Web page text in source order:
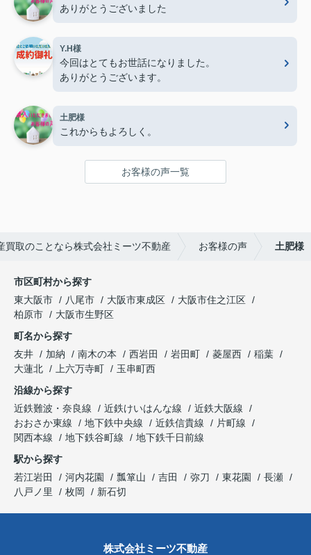
ありがとうございました
Y.H様
今回はとてもお世話になりました。
ありがとうございます。
土肥様
これからもよろしく。
お客様の声一覧
買取のことなら株式会社ミーツ不動産 お客様の声 土肥様
市区町村から探す
東大阪市
八尾市 大阪市東成区
大阪市住之江区
柏原市
大阪市生野区
町名から探す
友井
加納 南木の本 西岩田 岩田町 菱屋西
稲葉
大蓮北
上六万寺町
玉串町西
沿線から探す
近鉄難波・奈良線
近鉄けいはんな線
近鉄大阪線
おおさか東線
地下鉄中央線 近鉄信貴線
片町線
関西本線
地下鉄谷町線
地下鉄千日前線
駅から探す
若江岩田
河内花園 瓢箪山 吉田 弥刀 東花園
長瀬
八戸ノ里
枚岡 新石切
株式会社ミーツ不動産